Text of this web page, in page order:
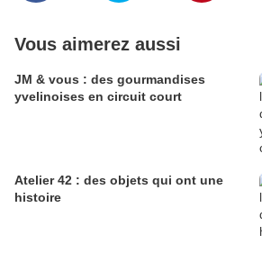
Vous aimerez aussi
JM & vous : des gourmandises
yvelinoises en circuit court
Atelier 42 : des objets qui ont une
histoire